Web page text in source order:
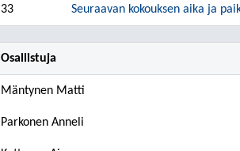
33 Seuraavan kokouksen aika ja
Osallistuja
Mäntynen Matti
Parkonen Anneli